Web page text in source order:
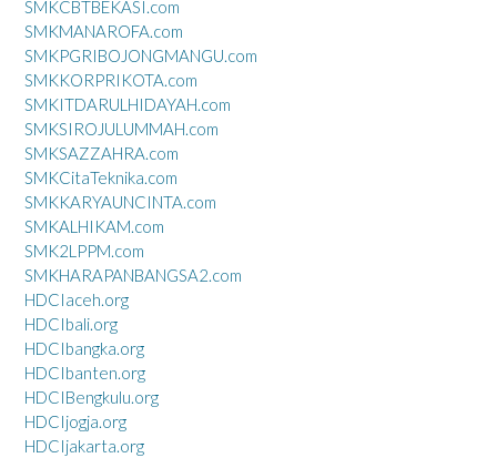
SMKCBTBEKASI.com
SMKMANAROFA.com
SMKPGRIBOJONGMANGU.com
SMKKORPRIKOTA.com
SMKITDARULHIDAYAH.com
SMKSIROJULUMMAH.com
SMKSAZZAHRA.com
SMKCitaTeknika.com
SMKKARYAUNCINTA.com
SMKALHIKAM.com
SMK2LPPM.com
SMKHARAPANBANGSA2.com
HDCIaceh.org
HDCIbali.org
HDCIbangka.org
HDCIbanten.org
HDCIBengkulu.org
HDCIjogja.org
HDCIjakarta.org